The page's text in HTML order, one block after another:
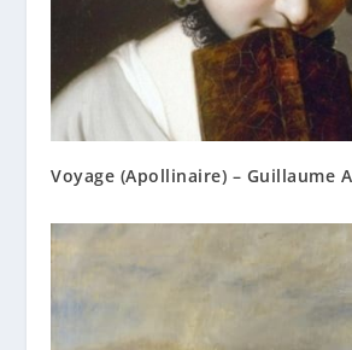
Voyage (Apollinaire) – Guillaume